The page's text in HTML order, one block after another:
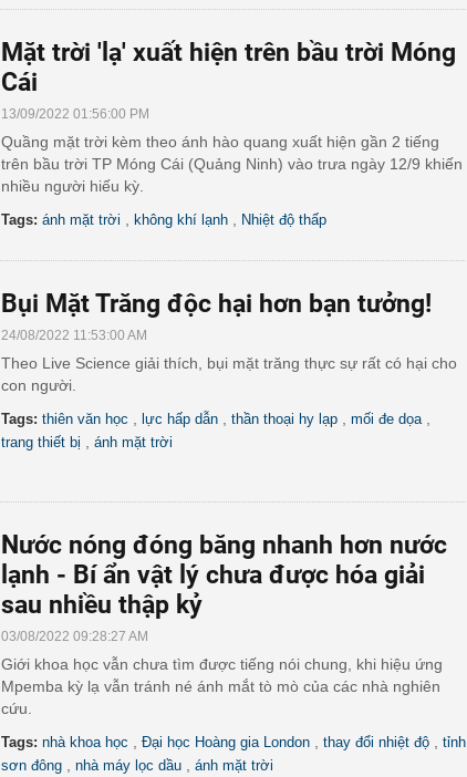
Mặt trời 'lạ' xuất hiện trên bầu trời Móng
Cái
13/09/2022 01:56:00 PM
Quầng mặt trời kèm theo ánh hào quang xuất hiện gần 2 tiếng
trên bầu trời TP Móng Cái (Quảng Ninh) vào trưa ngày 12/9 khiến
nhiều người hiếu kỳ.
Tags: ánh mặt trời không khí lạnh Nhiệt độ thấp
Bụi Mặt Trăng độc hại hơn bạn tưởng!
24/08/2022 11:53:00 AM
Theo Live Science giải thích, bụi mặt trăng thực sự rất có hại cho
con người.
Tags: thiên văn học lực hấp dẫn thần thoại hy lạp mối đe dọa
trang thiết bị ánh mặt trời
Nước nóng đóng băng nhanh hơn nước
lạnh - Bí ẩn vật lý chưa được hóa giải
sau nhiều thập kỷ
03/08/2022 09:28:27 AM
Giới khoa học vẫn chưa tìm được tiếng nói chung, khi hiệu ứng
Mpemba kỳ lạ vẫn tránh né ánh mắt tò mò của các nhà nghiên
cứu.
Tags: nhà khoa học Đại học Hoàng gia London thay đổi nhiệt độ
tỉnh
sơn đông
nhà máy lọc dầu ánh mặt trời